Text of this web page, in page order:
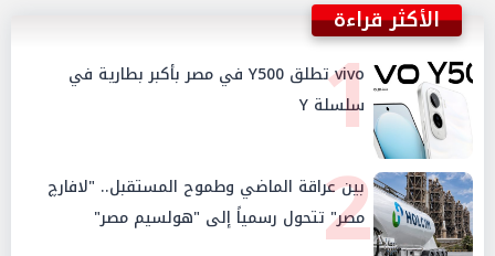
الأكثر قراءة
1
vivo تطلق Y500 في مصر بأكبر بطارية في
سلسلة Y
2
بين عراقة الماضي وطموح المستقبل.. "لافارچ
مصر" تتحول رسمياً إلى "هولسيم مصر"